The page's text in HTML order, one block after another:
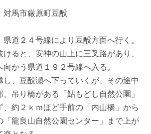
馬市厳原町豆酘
道２４号線により豆酘方面へ行く。
ると、安神の山上に三叉路があり、
かう県道１９２号線へ入る。
し、豆酘瀬へ下っていくが、その途中
吊り橋がある「鮎もどし自然公園」
約２ｋｍほど手前の「内山橋」から
「龍良山自然公園センター」まで上が